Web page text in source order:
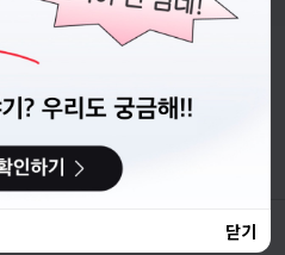
체불사업주 명단
사업자등록번호 : 572-87-02009
니티이용규칙 공지사항
닫기